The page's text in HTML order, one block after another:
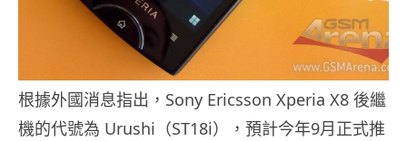
根據外國消息指出，Sony Ericsson Xperia X8 後繼
機的代號為 Urushi（ST18i），預計今年9月正式推